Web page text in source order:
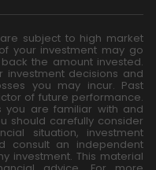
subject to high market
your investment may go
the amount invested.
investment decisions and
you may incur. Past
of future performance.
you are familiar with and
should carefully consider
situation, investment
consult an independent
investment. This material